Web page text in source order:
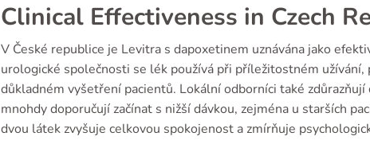
Clinical Effectiveness in Czech
V České republice je Levitra s dapoxetinem uznávána jako
urologické společnosti se lék používá při příležitostném užívání,
důkladném vyšetření pacientů. Lokální odborníci také
mnohdy doporučují začínat s nižší dávkou, zejména u starších
dvou látek zvyšuje celkovou spokojenost a zmírňuje